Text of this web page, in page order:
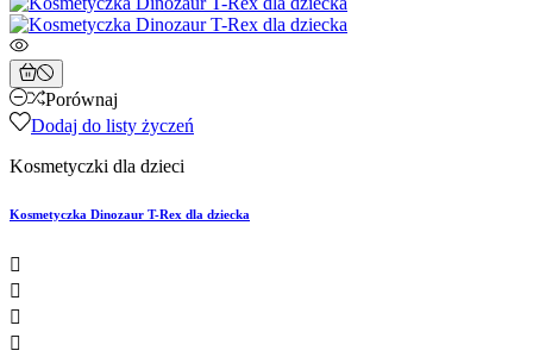
Porównaj
Dodaj do listy życzeń
Kosmetyczki dla dzieci
Kosmetyczka Dinozaur T-Rex dla dziecka



